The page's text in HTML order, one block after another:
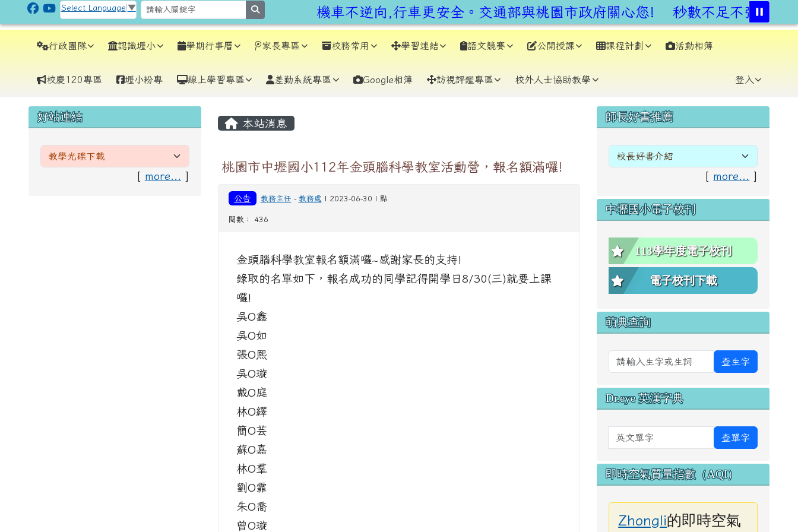
跳至主內容區
CLPS Site
Select Language ▼ 機車不逆向,行車更安全。交通部與桃園市政府關心您! 秒數不足不強行,安
導覽列行政團隊 認識壢小 學期行事曆 家長專區 校務常用 學習連結 語文競賽 公開授課 課程計劃 活動相簿
校慶120專區 壢小粉專 線上學習專區 差勤系統專區 Google相簿 訪視評鑑專區 校外人士協助教學 登入
左邊區域內容
好站連結
[ more... ]
主內容區域
本站消息
桃園市中壢國小112年金頭腦科學教室活動營，報名額滿囉!
公告 教務主任 - 教務處 | 2023-06-30 | 點
閱數： 436
金頭腦科學教室報名額滿囉~感謝家長的支持!
錄取的名單如下，報名成功的同學記得開學日8/30(三)就要上課
囉!
吳O鑫
吳O如
張O熙
吳O璇
戴O庭
林O繹
簡O芸
蘇O嘉
林O羣
劉O霏
朱O喬
曾O璇
右邊區域內容
師長好書推薦
[ more... ]
中壢國小電子校刊
113學年度電子校刊
電子校刊下載
萌典查詢
查生字
Dr.eye 英漢字典
英文單字 查單字
即時空氣質量指數（AQI）
Zhongli的即時空氣
頁尾區域